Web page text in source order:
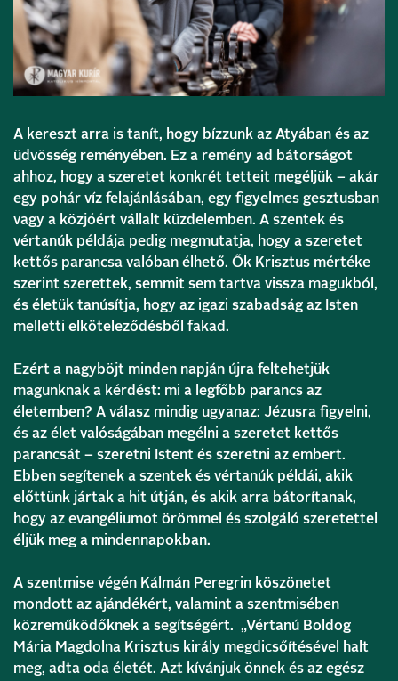
A kereszt arra is tanít, hogy bízzunk az Atyában és az
üdvösség reményében. Ez a remény ad bátorságot
ahhoz, hogy a szeretet konkrét tetteit megéljük – akár
egy pohár víz felajánlásában, egy figyelmes gesztusban
vagy a közjóért vállalt küzdelemben. A szentek és
vértanúk példája pedig megmutatja, hogy a szeretet
kettős parancsa valóban élhető. Ők Krisztus mértéke
szerint szerettek, semmit sem tartva vissza magukból,
és életük tanúsítja, hogy az igazi szabadság az Isten
melletti elköteleződésből fakad.
Ezért a nagyböjt minden napján újra feltehetjük
magunknak a kérdést: mi a legfőbb parancs az
életemben? A válasz mindig ugyanaz: Jézusra figyelni,
és az élet valóságában megélni a szeretet kettős
parancsát – szeretni Istent és szeretni az embert.
Ebben segítenek a szentek és vértanúk példái, akik
előttünk jártak a hit útján, és akik arra bátorítanak,
hogy az evangéliumot örömmel és szolgáló szeretettel
éljük meg a mindennapokban.
A szentmise végén Kálmán Peregrin köszönetet
mondott az ajándékért, valamint a szentmisében
közreműködőknek a segítségért. „Vértanú Boldog
Mária Magdolna Krisztus király megdicsőítésével halt
meg, adta oda életét. Azt kívánjuk önnek és az egész